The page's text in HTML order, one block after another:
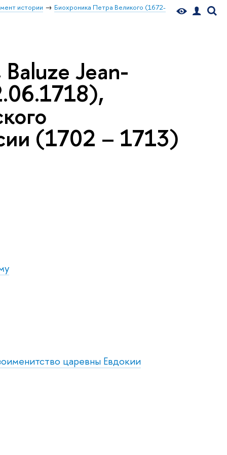
истории
Биохроника Петра Великого (1672-
Jean-
(1702 – 1713)
царевны Евдокии